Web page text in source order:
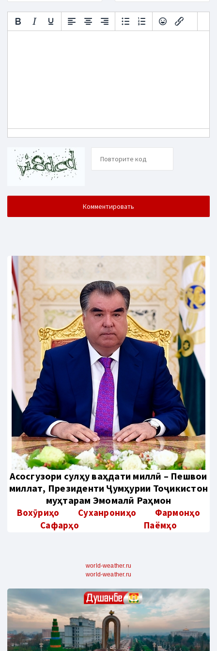
Aсосгузори сулҳу ваҳдати миллӣ – Пешвои
миллат, Президенти Ҷумҳурии Тоҷикистон
муҳтарам Эмомалӣ Раҳмон
Вохӯриҳо Суханрониҳо
Фармонҳо
Сафарҳо
Паёмҳо
world-weather.ru
world-weather.ru